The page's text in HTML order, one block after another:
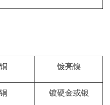
镀亮镍
镀硬金或银